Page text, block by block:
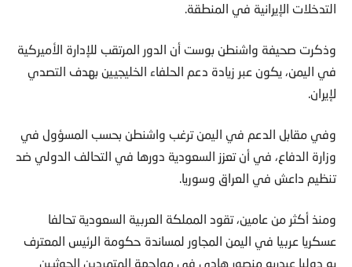
التدخلات الإيرانية في المنطقة.
وذكرت صحيفة واشنطن بوست أن الدور المرتقب للإدارة الأميركية
في اليمن، يكون عبر زيادة دعم الحلفاء الخليجيين بهدف التصدي
لإيران.
وفي مقابل الدعم في اليمن ترغب واشنطن بحسب المسؤول في
وزارة الدفاع، في أن تعزز السعودية دورها في التحالف الدولي ضد
تنظيم داعش في العراق وسوريا.
ومنذ أكثر من عامين، تقود المملكة العربية السعودية تحالفا
عسكريا عربيا في اليمن المجاور لمساندة حكومة الرئيس المعترف
به دوليا عبدربه منصور هادي في مواجهة المتمردين الحوثيين